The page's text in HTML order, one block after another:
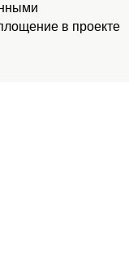
в проекте